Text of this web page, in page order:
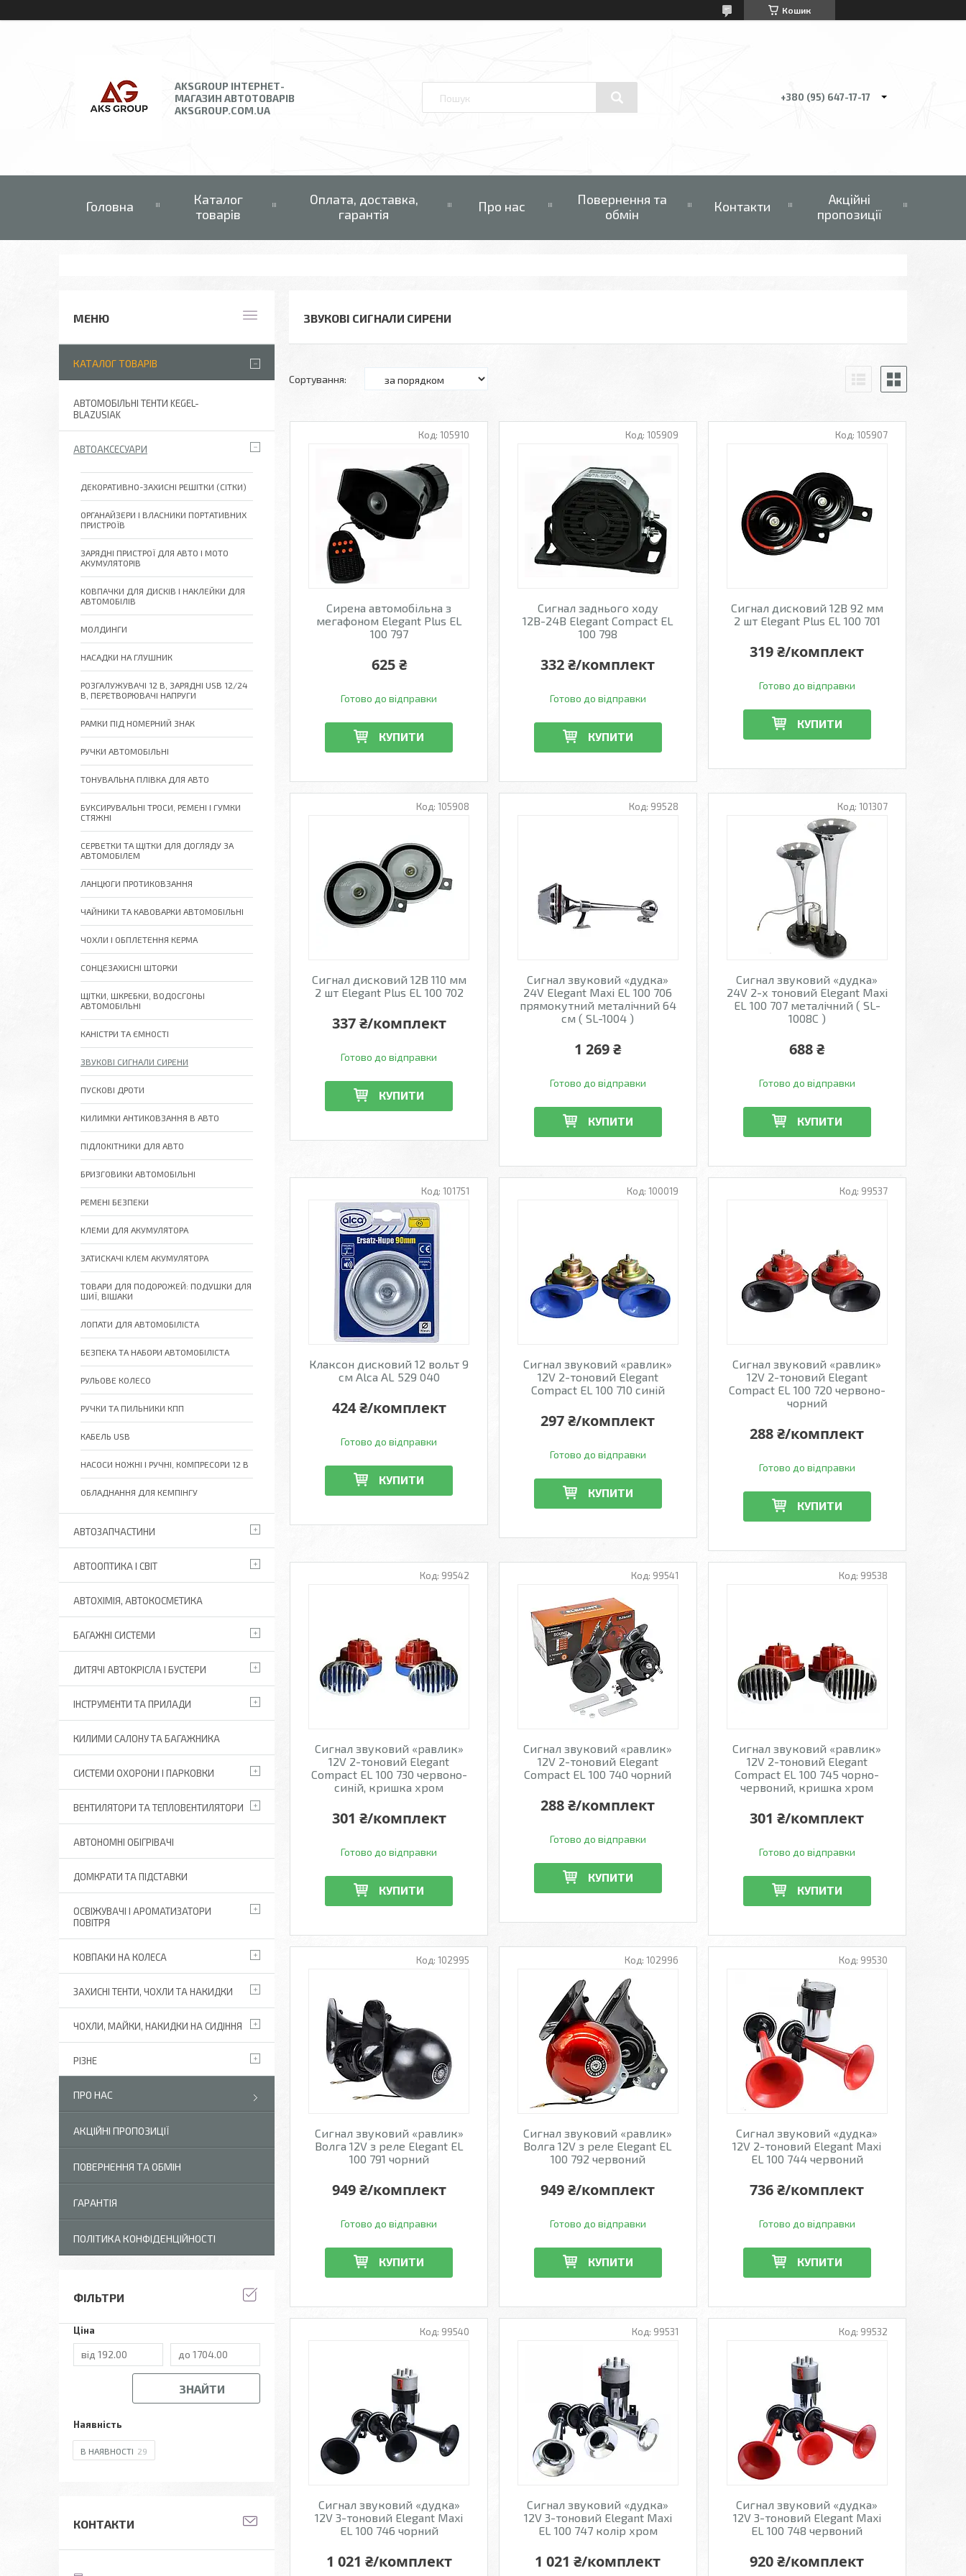
Кошик
AKSGROUP ІНТЕРНЕТ-
МАГАЗИН АВТОТОВАРІВ
AKSGROUP.COM.UA
+380 (95) 647-17-17
Головна
Каталог
товарів
Оплата, доставка,
гарантія
Про нас
Повернення та
обмін
Контакти
Акційні
пропозиції
ЗВУКОВІ СИГНАЛИ СИРЕНИ
105910
Сирена автомобільна з
мегафоном Elegant Plus EL
100 797
625 ₴
Готово до відправки
КУПИТИ
105909
Сигнал заднього ходу
12В-24В Elegant Compact EL
100 798
332 ₴/комплект
Готово до відправки
КУПИТИ
105907
Сигнал дисковий 12В 92 мм
2 шт Elegant Plus EL 100 701
319 ₴/комплект
Готово до відправки
КУПИТИ
105908
Сигнал дисковий 12В 110 мм
2 шт Elegant Plus EL 100 702
337 ₴/комплект
Готово до відправки
КУПИТИ
99528
Сигнал звуковий «дудка»
24V Elegant Maxi EL 100 706
прямокутний металічний 64
см ( SL-1004 )
1 269 ₴
Готово до відправки
КУПИТИ
101307
Сигнал звуковий «дудка»
24V 2-х тоновий Elegant Maxi
EL 100 707 металічний ( SL-
1008C )
688 ₴
Готово до відправки
КУПИТИ
101751
Клаксон дисковий 12 вольт 9
см Alca AL 529 040
424 ₴/комплект
Готово до відправки
КУПИТИ
100019
Сигнал звуковий «равлик»
12V 2-тоновий Elegant
Compact EL 100 710 синій
297 ₴/комплект
Готово до відправки
КУПИТИ
99537
Сигнал звуковий «равлик»
12V 2-тоновий Elegant
Compact EL 100 720 червоно-
чорний
288 ₴/комплект
Готово до відправки
КУПИТИ
99542
Сигнал звуковий «равлик»
12V 2-тоновий Elegant
Compact EL 100 730 червоно-
синій, кришка хром
301 ₴/комплект
Готово до відправки
КУПИТИ
99541
Сигнал звуковий «равлик»
12V 2-тоновий Elegant
Compact EL 100 740 чорний
288 ₴/комплект
Готово до відправки
КУПИТИ
99538
Сигнал звуковий «равлик»
12V 2-тоновий Elegant
Compact EL 100 745 чорно-
червоний, кришка хром
301 ₴/комплект
Готово до відправки
КУПИТИ
102995
Сигнал звуковий «равлик»
Волга 12V з реле Elegant EL
100 791 чорний
949 ₴/комплект
Готово до відправки
КУПИТИ
102996
Сигнал звуковий «равлик»
Волга 12V з реле Elegant EL
100 792 червоний
949 ₴/комплект
Готово до відправки
КУПИТИ
99530
Сигнал звуковий «дудка»
12V 2-тоновий Elegant Maxi
EL 100 744 червоний
736 ₴/комплект
Готово до відправки
КУПИТИ
99540
Сигнал звуковий «дудка»
12V 3-тоновий Elegant Maxi
EL 100 746 чорний
1 021 ₴/комплект
99531
Сигнал звуковий «дудка»
12V 3-тоновий Elegant Maxi
EL 100 747 колір хром
1 021 ₴/комплект
99532
Сигнал звуковий «дудка»
12V 3-тоновий Elegant Maxi
EL 100 748 червоний
920 ₴/комплект
КАТАЛОГ ТОВАРІВ
АВТОМОБІЛЬНІ ТЕНТИ KEGEL-
BLAZUSIAK
АВТОАКСЕСУАРИ
ДЕКОРАТИВНО-ЗАХИСНІ РЕШІТКИ (СІТКИ)
ОРГАНАЙЗЕРИ І ВЛАСНИКИ ПОРТАТИВНИХ
ПРИСТРОЇВ
ЗАРЯДНІ ПРИСТРОЇ ДЛЯ АВТО І МОТО
АКУМУЛЯТОРІВ
КОВПАЧКИ ДЛЯ ДИСКІВ І НАКЛЕЙКИ ДЛЯ
АВТОМОБІЛІВ
МОЛДИНГИ
НАСАДКИ НА ГЛУШНИК
РОЗГАЛУЖУВАЧІ 12 В, ЗАРЯДНІ USB 12/24
В, ПЕРЕТВОРЮВАЧІ НАПРУГИ
РАМКИ ПІД НОМЕРНИЙ ЗНАК
РУЧКИ АВТОМОБІЛЬНІ
ТОНУВАЛЬНА ПЛІВКА ДЛЯ АВТО
БУКСИРУВАЛЬНІ ТРОСИ, РЕМЕНІ І ГУМКИ
СТЯЖНІ
СЕРВЕТКИ ТА ЩІТКИ ДЛЯ ДОГЛЯДУ ЗА
АВТОМОБІЛЕМ
ЛАНЦЮГИ ПРОТИКОВЗАННЯ
ЧАЙНИКИ ТА КАВОВАРКИ АВТОМОБІЛЬНІ
ЧОХЛИ І ОБПЛЕТЕННЯ КЕРМА
СОНЦЕЗАХИСНІ ШТОРКИ
ЩІТКИ, ШКРЕБКИ, ВОДОСГОНЫ
АВТОМОБІЛЬНІ
КАНІСТРИ ТА ЄМНОСТІ
ЗВУКОВІ СИГНАЛИ СИРЕНИ
ПУСКОВІ ДРОТИ
КИЛИМКИ АНТИКОВЗАННЯ В АВТО
ПІДЛОКІТНИКИ ДЛЯ АВТО
БРИЗГОВИКИ АВТОМОБІЛЬНІ
РЕМЕНІ БЕЗПЕКИ
КЛЕМИ ДЛЯ АКУМУЛЯТОРА
ЗАТИСКАЧІ КЛЕМ АКУМУЛЯТОРА
ТОВАРИ ДЛЯ ПОДОРОЖЕЙ: ПОДУШКИ ДЛЯ
ШИЇ, ВІШАКИ
ЛОПАТИ ДЛЯ АВТОМОБІЛІСТА
БЕЗПЕКА ТА НАБОРИ АВТОМОБІЛІСТА
РУЛЬОВЕ КОЛЕСО
РУЧКИ ТА ПИЛЬНИКИ КПП
КАБЕЛЬ USB
НАСОСИ НОЖНІ І РУЧНІ, КОМПРЕСОРИ 12 В
ОБЛАДНАННЯ ДЛЯ КЕМПІНГУ
АВТОЗАПЧАСТИНИ
АВТООПТИКА І СВІТ
АВТОХІМІЯ, АВТОКОСМЕТИКА
БАГАЖНІ СИСТЕМИ
ДИТЯЧІ АВТОКРІСЛА І БУСТЕРИ
ІНСТРУМЕНТИ ТА ПРИЛАДИ
КИЛИМИ САЛОНУ ТА БАГАЖНИКА
СИСТЕМИ ОХОРОНИ І ПАРКОВКИ
ВЕНТИЛЯТОРИ ТА ТЕПЛОВЕНТИЛЯТОРИ
АВТОНОМНІ ОБІГРІВАЧІ
ДОМКРАТИ ТА ПІДСТАВКИ
ОСВІЖУВАЧІ І АРОМАТИЗАТОРИ
ПОВІТРЯ
КОВПАКИ НА КОЛЕСА
ЗАХИСНІ ТЕНТИ, ЧОХЛИ ТА НАКИДКИ
ЧОХЛИ, МАЙКИ, НАКИДКИ НА СИДІННЯ
РІЗНЕ
ПРО НАС
АКЦІЙНІ ПРОПОЗИЦІЇ
ПОВЕРНЕННЯ ТА ОБМІН
ГАРАНТІЯ
ПОЛІТИКА КОНФІДЕНЦІЙНОСТІ
ФІЛЬТРИ
Ціна
ЗНАЙТИ
Наявність
В НАЯВНОСТІ 29
КОНТАКТИ